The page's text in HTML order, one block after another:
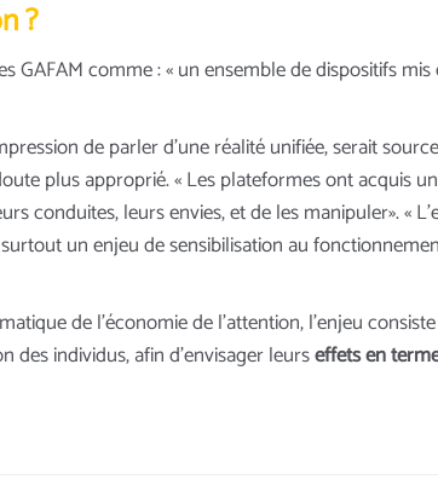
?
comme : « un ensemble de dispositifs
de parler d’une réalité unifiée, serait
plus approprié. « Les plateformes ont acquis
conduites, leurs envies, et de les manipuler». «
un enjeu de sensibilisation au
de l’économie de l’attention, l’enjeu
individus, afin d’envisager leurseffets en